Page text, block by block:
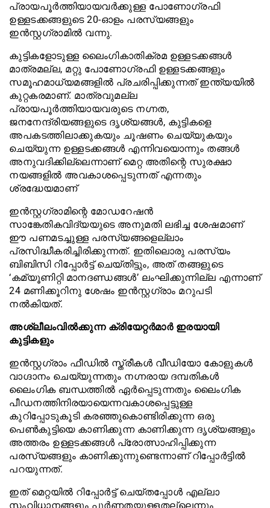
പ്രായപൂർത്തിയായവർക്കുള്ള പോണോഗ്രഫി
ഉള്ളടക്കങ്ങളുടെ 20-ഓളം പരസ്യങ്ങളും
ഇൻസ്റ്റഗ്രാമിൽ വന്നു.
കുട്ടികളോടുള്ള ലൈംഗികാതിക്രമ ഉള്ളടക്കങ്ങൾ
മാത്രമല്ല, മറ്റു പോണോഗ്രഫി ഉള്ളടക്കങ്ങളും
സമൂഹമാധ്യമങ്ങളിൽ പ്രചരിപ്പിക്കുന്നത് ഇന്ത്യയിൽ
കുറ്റകരമാണ്. മാത്രവുമല്ല
പ്രായപൂർത്തിയായവരുടെ നഗ്നത,
ജനനേന്ദ്രിയങ്ങളുടെ ദൃശ്യങ്ങൾ, കുട്ടികളെ
അപകടത്തിലാക്കുകയും ചൂഷണം ചെയ്യുകയും
ചെയ്യുന്ന ഉള്ളടക്കങ്ങൾ എന്നിവയൊന്നും തങ്ങൾ
അനുവദിക്കില്ലെന്നാണ് മെറ്റ അതിന്റെ സുരക്ഷാ
നയങ്ങളിൽ അവകാശപ്പെടുന്നത് എന്നതും
ശ്രദ്ധേയമാണ്
ഇൻസ്റ്റഗ്രാമിന്റെ മോഡറേഷൻ
സാങ്കേതികവിദ്യയുടെ അനുമതി ലഭിച്ച ശേഷമാണ്
ഈ പണമടച്ചുള്ള പരസ്യങ്ങളെല്ലാം
പ്രസിദ്ധീകരിച്ചിരിക്കുന്നത്. ഇതിലൊരു പരസ്യം
ബിബിസി റിപ്പോർട്ട് ചെയ്തിട്ടും, അത് തങ്ങളുടെ
‘കമ്യൂണിറ്റി മാനദണ്ഡങ്ങൾ’ ലംഘിക്കുന്നില്ല എന്നാണ്
24 മണിക്കൂറിനു ശേഷം ഇൻസ്റ്റഗ്രാം മറുപടി
നൽകിയത്.
അശ്ലീലംവിൽക്കുന്ന ക്രിയേറ്റർമാർ ഇരയായി
കുട്ടികളും
ഇൻസ്റ്റഗ്രാം ഫീഡിൽ സ്ത്രീകൾ വീഡിയോ കോളുകൾ
വാഗ്ദാനം ചെയ്യുന്നതും നഗ്നരായ ദമ്പതികൾ
ലൈംഗിക ബന്ധത്തിൽ ഏർപ്പെടുന്നതും ലൈംഗിക
പീഡനത്തിനിരയായെന്നവകാശപ്പെട്ടുള്ള
കുറിപ്പോടുകൂടി കരഞ്ഞുകൊണ്ടിരിക്കുന്ന ഒരു
പെൺകുട്ടിയെ കാണിക്കുന്ന കാണിക്കുന്ന ദൃശ്യങ്ങളും
അത്തരം ഉള്ളടക്കങ്ങൾ പ്രോത്സാഹിപ്പിക്കുന്ന
പരസ്യങ്ങളും കാണിക്കുന്നുണ്ടെന്നാണ് റിപ്പോർട്ടിൽ
പറയുന്നത്.
ഇത് മെറ്റയിൽ റിപ്പോർട്ട് ചെയ്തപ്പോൾ എല്ലാ
സംവിധാനങ്ങളും പൂർണതയുള്ളതല്ലെന്നും